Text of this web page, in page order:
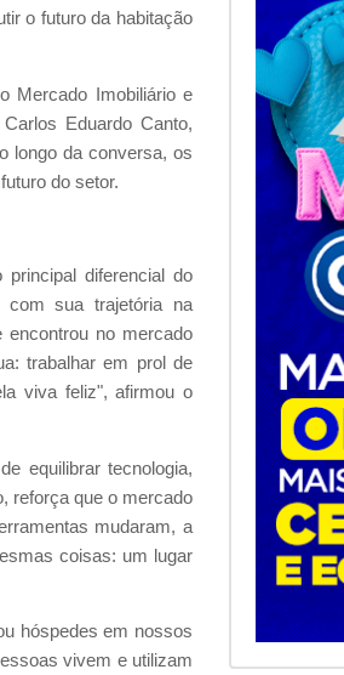
o futuro da habitação
Mercado Imobiliário e
Eduardo Canto,
longo da conversa, os
do setor.
diferencial do
com sua trajetória na
encontrou no mercado
trabalhar em prol de
viva feliz", afirmou o
equilibrar tecnologia,
reforça que o mercado
mudaram, a
coisas: um lugar
hóspedes em nossos
vivem e utilizam